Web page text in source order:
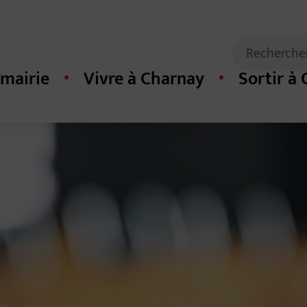
Recherche
Mots clés de
Vivre à Charnay Sortir à